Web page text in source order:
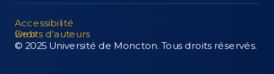
Accessibilité
web​
D​roits d'auteurs
© 2025 Université de Moncton. Tous droits réservés.